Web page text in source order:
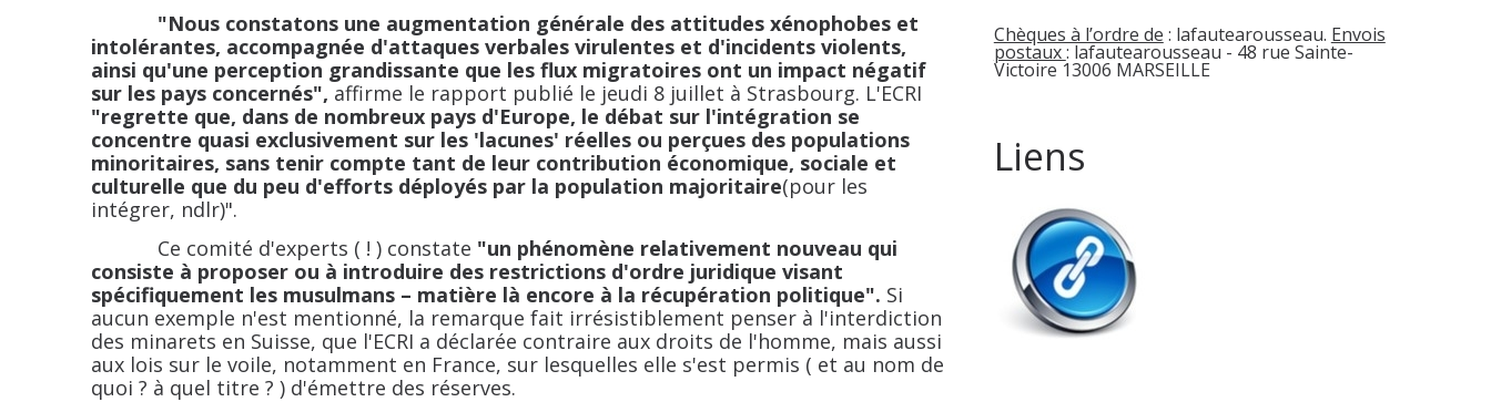
"Nous constatons une augmentation générale des attitudes xénophobes et
intolérantes, accompagnée d'attaques verbales virulentes et d'incidents violents,
ainsi qu'une perception grandissante que les flux migratoires ont un impact négatif
sur les pays concernés", affirme le rapport publié le jeudi 8 juillet à Strasbourg. L'ECRI
"regrette que, dans de nombreux pays d'Europe, le débat sur l'intégration se
concentre quasi exclusivement sur les 'lacunes' réelles ou perçues des populations
minoritaires, sans tenir compte tant de leur contribution économique, sociale et
culturelle que du peu d'efforts déployés par la population majoritaire(pour les
intégrer, ndlr)".
Ce comité d'experts ( ! ) constate "un phénomène relativement nouveau qui
consiste à proposer ou à introduire des restrictions d'ordre juridique visant
spécifiquement les musulmans – matière là encore à la récupération politique". Si
aucun exemple n'est mentionné, la remarque fait irrésistiblement penser à l'interdiction
des minarets en Suisse, que l'ECRI a déclarée contraire aux droits de l'homme, mais aussi
aux lois sur le voile, notamment en France, sur lesquelles elle s'est permis ( et au nom de
quoi ? à quel titre ? ) d'émettre des réserves.
Chèques à l’ordre de : lafautearousseau. Envois
postaux: lafautearousseau - 48 rue Sainte-
Victoire 13006 MARSEILLE
Liens